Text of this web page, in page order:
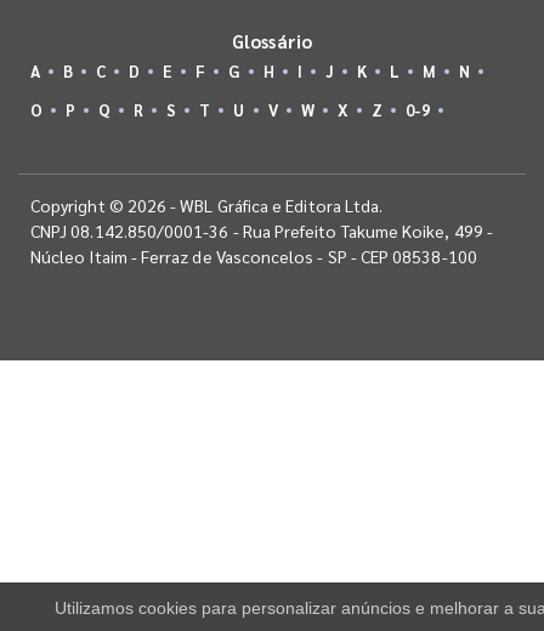
Glossário
A B C D E F G H I J K L M
N
O
P Q R S T U V W X Z 0-9
Copyright © 2026 - WBL Gráfica e Editora Ltda.
CNPJ 08.142.850/0001-36 - Rua Prefeito Takume Koike, 499 -
Núcleo Itaim - Ferraz de Vasconcelos - SP - CEP 08538-100
Utilizamos cookies para personalizar anúncios e melhorar a